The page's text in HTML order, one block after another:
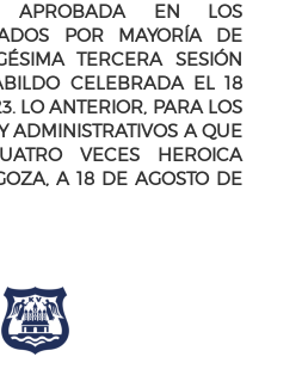
APROBADA EN LOS
POR MAYORÍA DE
TERCERA SESIÓN
CELEBRADA EL 18
LO ANTERIOR, PARA LOS
ADMINISTRATIVOS A QUE
VECES HEROICA
A 18 DE AGOSTO DE